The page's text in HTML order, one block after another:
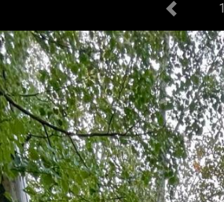
Previous